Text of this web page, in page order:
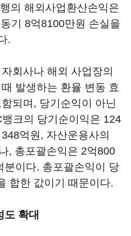
의 해외사업환산손익은
기 8억8100만원 손실을
.
회사나 해외 사업장의
발생하는 환율 변동 효
되며, 당기순익이 아닌
크의 당기순이익은 124
억원, 자산운용사의
, 총포괄손익은 2억800
분이다. 총포괄손익이 당
합한 값이기 때문이다.
도 확대